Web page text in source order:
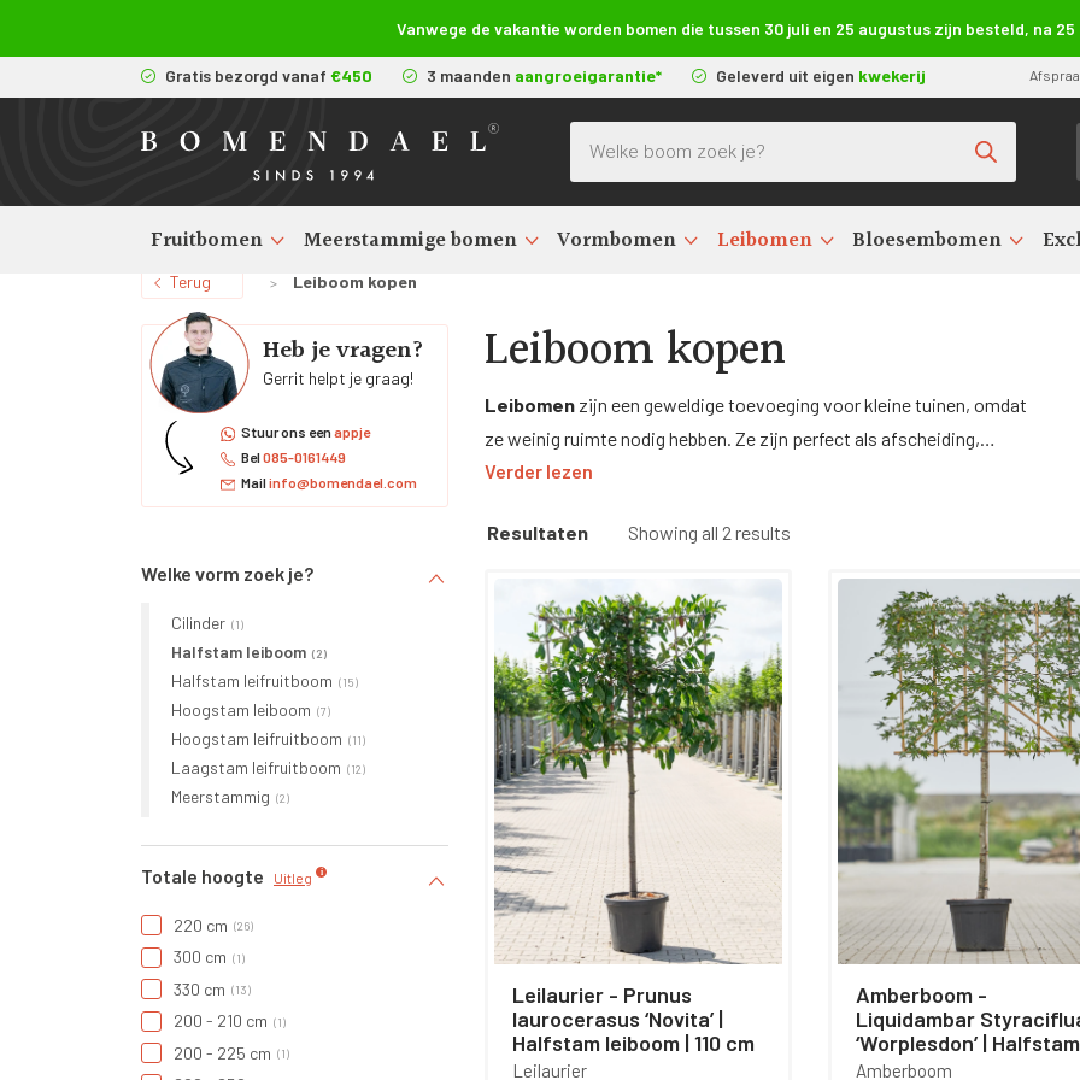
Vanwege de vakantie worden bomen die tussen 30 juli en 25 augustus zijn besteld, na
Producten zoeken
Fruitbomen Meerstammige bomen Vormbomen Leibomen Bloesembomen
Gratis bezorgd vanaf €450 3 maanden aangroeigarantie* Geleverd uit eigen kwekerij
Terug > Leiboom kopen
Heb je vragen?
Gerrit helpt je graag!
Stuur ons eenappje
Bel085-0161449
Mailinfo@bomendael.com
Welke vorm zoek je?
Cilinder 1
Halfstam leiboom 2
Halfstam leifruitboom 15
Hoogstam leiboom 7
Hoogstam leifruitboom 11
Laagstam leifruitboom 12
Meerstammig 2
Totale hoogte Uitleg
220 cm 26
300 cm 1
330 cm 13
200 - 210 cm 1
200 - 225 cm 1
Leiboom kopen
Leibomen zijn een geweldige toevoeging voor kleine tuinen, omdat
ze weinig ruimte nodig hebben. Ze zijn perfect als afscheiding,
waardoor ze privacy bieden in je tuin. Bovendien zijn ze erg populair
selectie leibomen kopen en wij zorgen ervoor dat ze bij jouw thuis
worden bezorgd door onze eigen transportdienst.
Verder lezen
Resultaten Showing all 2 results
Leilaurier - Prunus
laurocerasus ‘Novita’ |
Halfstam leiboom | 110 cm
Leilaurier
Amberboom -
Liquidambar
‘Worplesdon’ | Halfstam
leiboom | 210 cm
Amberboom